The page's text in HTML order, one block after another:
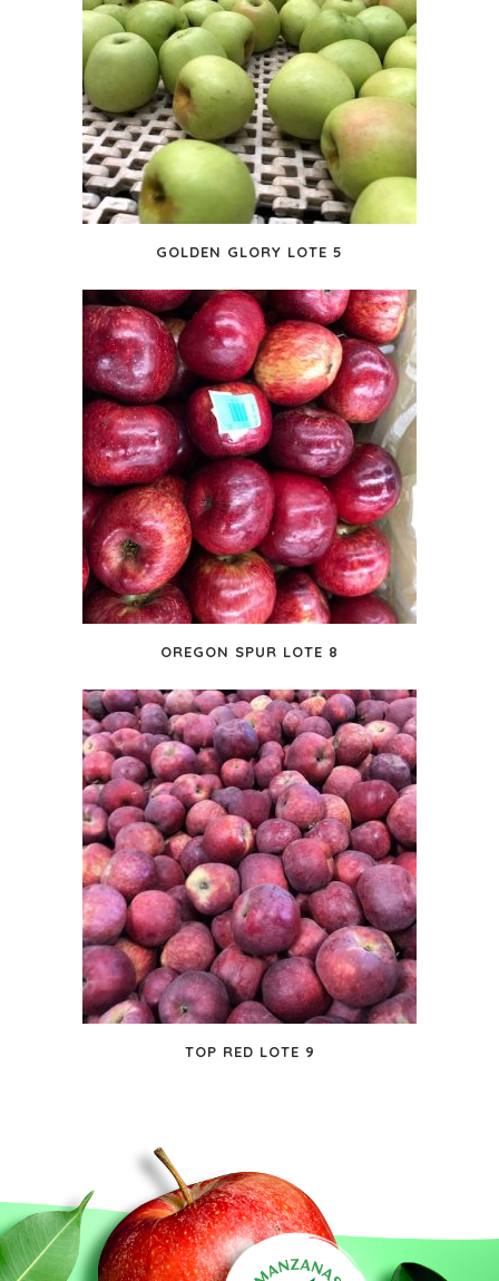
GOLDEN GLORY LOTE 5
OREGON SPUR LOTE 8
TOP RED LOTE 9